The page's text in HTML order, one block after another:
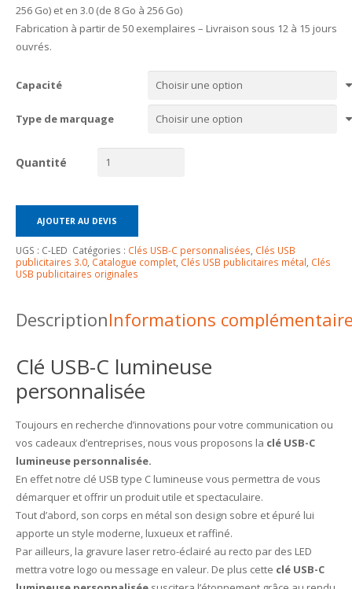
256 Go) et en 3.0 (de 8 Go à 256 Go)
Fabrication à partir de 50 exemplaires – Livraison sous 12 à 15 jours
ouvrés.
Capacité
Type de marquage
Quantité
AJOUTER AU DEVIS
UGS : C-LED Catégories : Clés USB-C personnalisées, Clés USB
publicitaires 3.0, Catalogue complet, Clés USB publicitaires métal, Clés
USB publicitaires originales
DescriptionInformations
Clé USB-C lumineuse
personnalisée
Toujours en recherche d’innovations pour votre communication ou
vos cadeaux d’entreprises, nous vous proposons la clé USB-C
lumineuse personnalisée.
En effet notre clé USB type C lumineuse vous permettra de vous
démarquer et offrir un produit utile et spectaculaire.
Tout d’abord, son corps en métal son design sobre et épuré lui
apporte un style moderne, luxueux et raffiné.
Par ailleurs, la gravure laser retro-éclairé au recto par des LED
mettra votre logo ou message en valeur. De plus cette clé USB-C